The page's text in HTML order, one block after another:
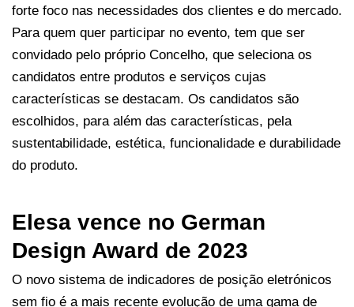
forte foco nas necessidades dos clientes e do mercado.
Para quem quer participar no evento, tem que ser
convidado pelo próprio Concelho, que seleciona os
candidatos entre produtos e serviços cujas
características se destacam. Os candidatos são
escolhidos, para além das características, pela
sustentabilidade, estética, funcionalidade e durabilidade
do produto.
Elesa vence no German
Design Award de 2023
O novo sistema de indicadores de posição eletrónicos
sem fio é a mais recente evolução de uma gama de